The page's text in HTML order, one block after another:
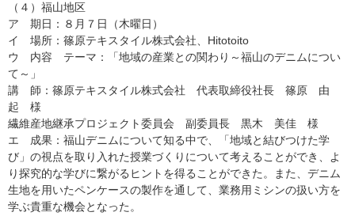
（４）福山地区
ア 期日：８月７日（木曜日）
イ 場所：篠原テキスタイル株式会社、Hitotoito
ウ 内容 テーマ：「地域の産業との関わり～福山のデニムについ
て～」
講 師：篠原テキスタイル株式会社 代表取締役社長 篠原 由
起 様
繊維産地継承プロジェクト委員会 副委員長 黒木 美佳 様
エ 成果：福山デニムについて知る中で、「地域と結びつけた学
び」の視点を取り入れた授業づくりについて考えることができ、よ
り探究的な学びに繋がるヒントを得ることができた。また、デニム
生地を用いたペンケースの製作を通して、業務用ミシンの扱い方を
学ぶ貴重な機会となった。